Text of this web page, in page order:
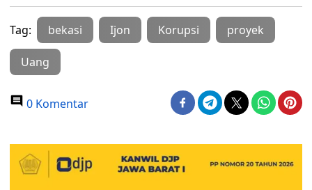
Tag: bekasi Ijon Korupsi proyek
Uang
0 Komentar